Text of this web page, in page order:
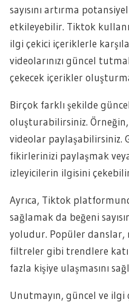
sayısını artırma
etkileyebilir. Tiktok
ilgi çekici içeriklerle
videolarınızı güncel
çekecek içerikler
Birçok farklı şekilde
oluşturabilirsiniz.
videolar paylaşabilirsiniz.
fikirlerinizi paylaşmak
izleyicilerin ilgisini
Ayrıca, Tiktok
sağlamak da beğeni
yoludur. Popüler danslar,
filtreler gibi trendlere
fazla kişiye ulaşmasını
Unutmayın, güncel ve